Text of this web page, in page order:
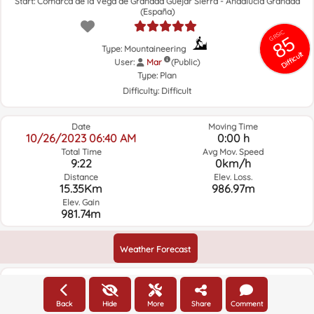
Cueva
Secreta
Junta
Rios
del
roto
Real
Río
llas
rno
GRSIC
85
Difficult
(España)
Type: Mountaineering
User:
Mar
(Public)
Type: Plan
Difficulty: Difficult
Date
10/26/2023 06:40 AM
Total Time
9:22
Distance
15.35Km
Elev. Gain
981.74m
Moving Time
0:00 h
Avg Mov. Speed
0km/h
Elev. Loss.
986.97m
Weather Forecast
Elevation
Back Hide More Share Comment